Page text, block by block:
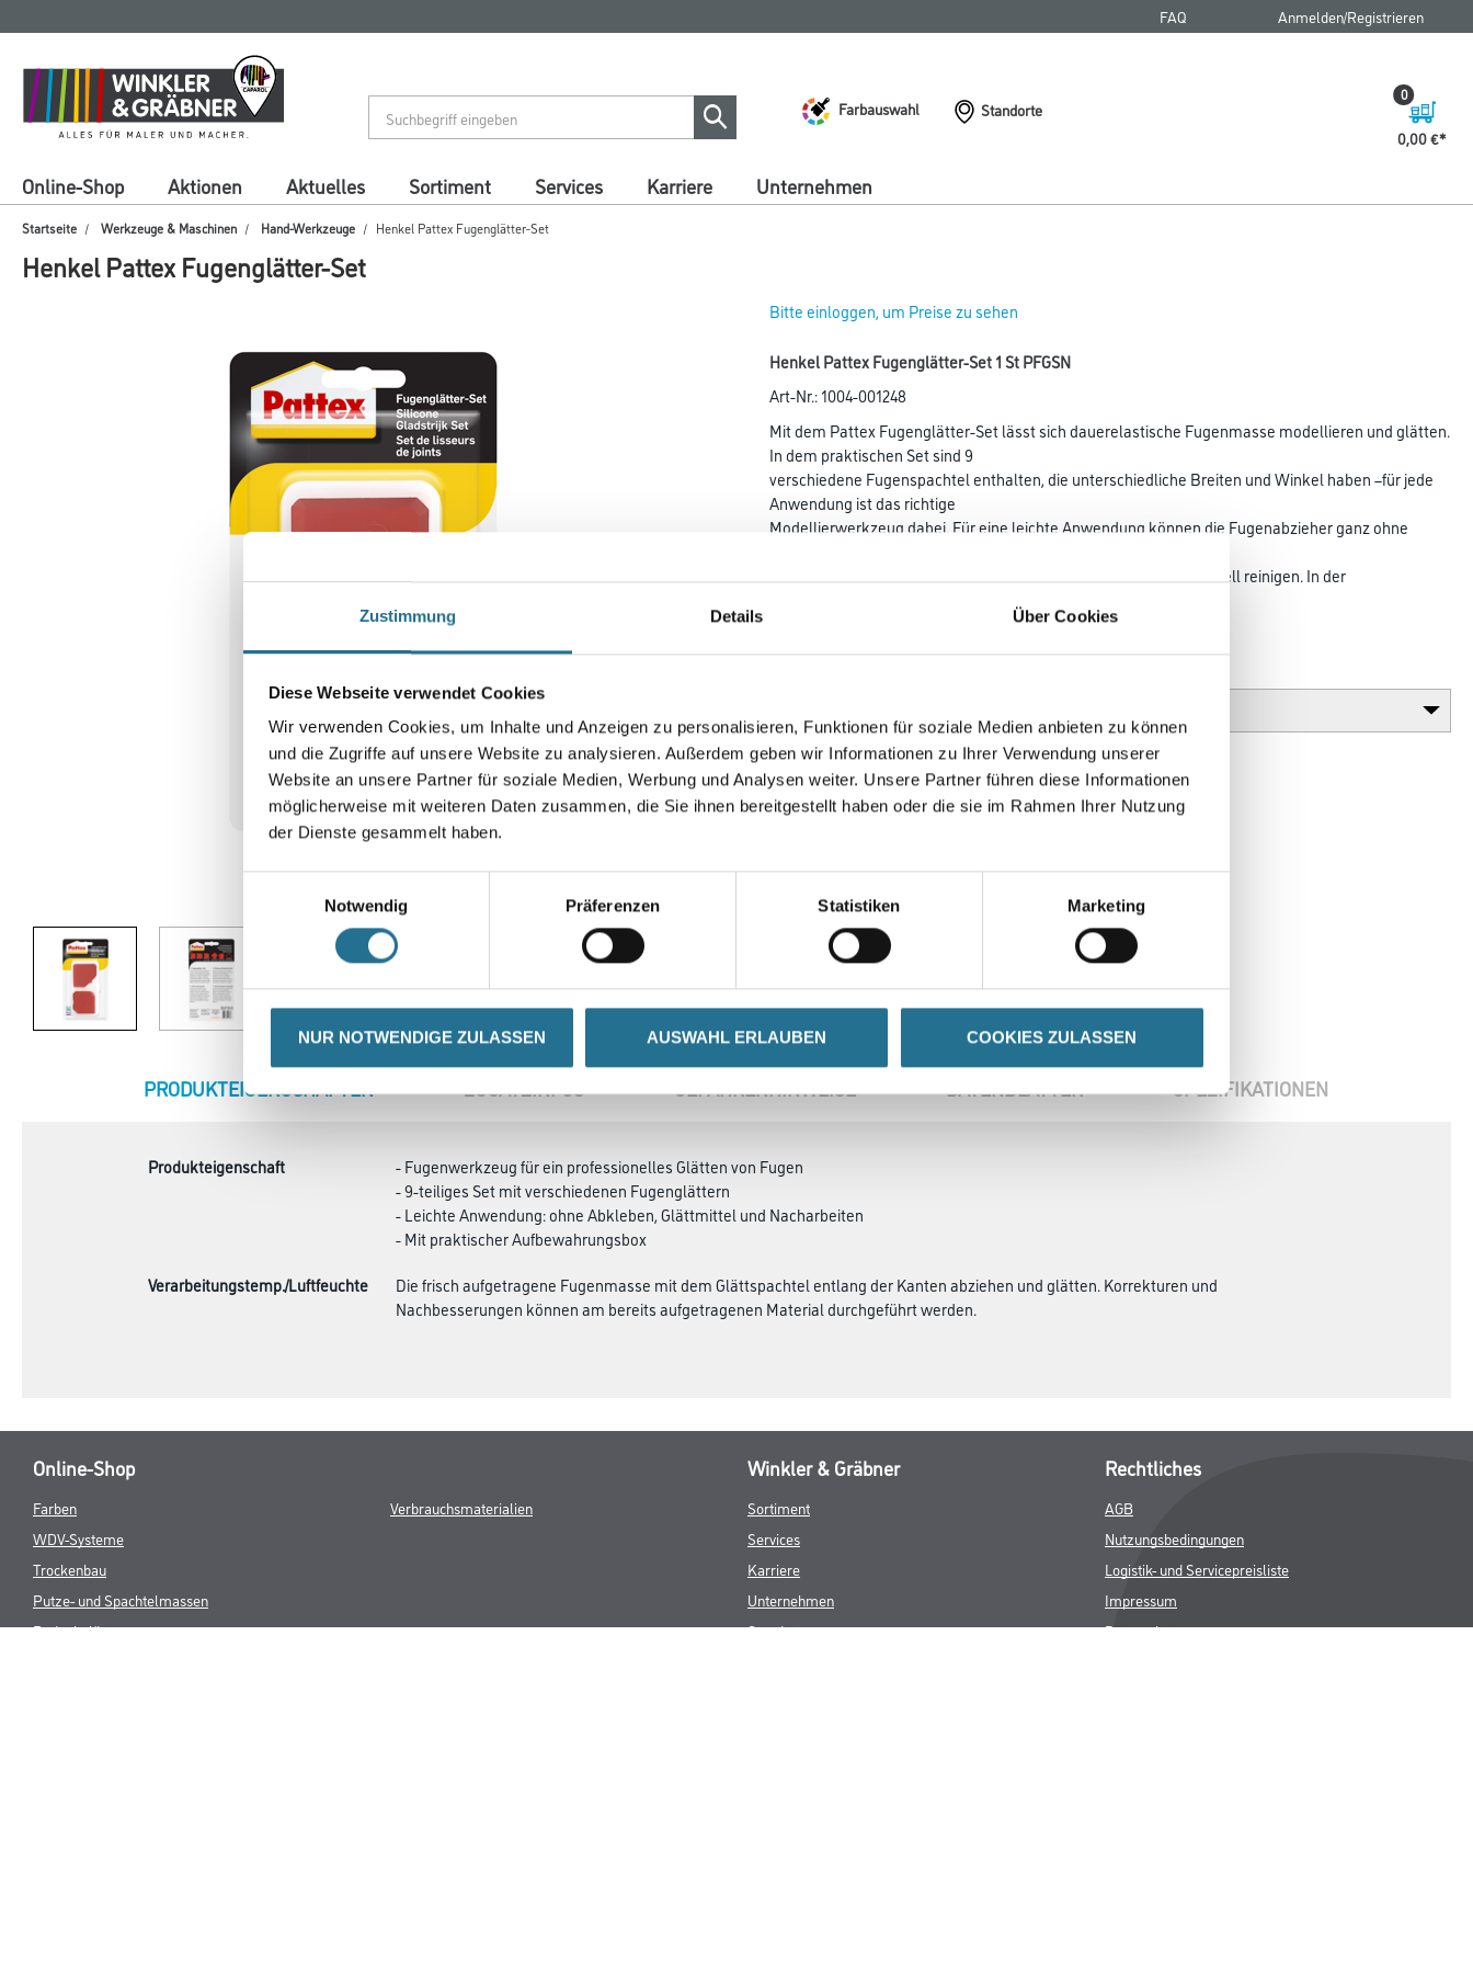
Zustimmung Details Über Cookies
Diese Webseite verwendet Cookies
Wir verwenden Cookies, um Inhalte und Anzeigen zu personalisieren, Funktionen für soziale Medien anbieten zu können
und die Zugriffe auf unsere Website zu analysieren. Außerdem geben wir Informationen zu Ihrer Verwendung unserer
Website an unsere Partner für soziale Medien, Werbung und Analysen weiter. Unsere Partner führen diese Informationen
möglicherweise mit weiteren Daten zusammen, die Sie ihnen bereitgestellt haben oder die sie im Rahmen Ihrer Nutzung
der Dienste gesammelt haben.
Notwendig
Präferenzen Statistiken Marketing
NUR NOTWENDIGE ZULASSEN AUSWAHL ERLAUBEN COOKIES ZULASSEN
springen
springen
FAQ Anmelden/Registrieren
Farbauswahl
Standorte
0,00 €
0
Online-Shop Aktionen Aktuelles Sortiment Services Karriere Unternehmen
Startseite Werkzeuge & Maschinen Hand-Werkzeuge Henkel Pattex Fugenglätter-Set
Henkel Pattex Fugenglätter-Set
Bitte einloggen, um Preise zu sehen
Henkel Pattex Fugenglätter-Set 1 St PFGSN
Art-Nr.:1004-001248
Mit dem Pattex Fugenglätter-Set lässt sich dauerelastische Fugenmasse modellieren und glätten.
In dem praktischen Set sind 9
verschiedene Fugenspachtel enthalten, die unterschiedliche Breiten und Winkel haben –für jede
Anwendung ist das richtige
Modellierwerkzeug dabei. Für eine leichte Anwendung können die Fugenabzieher ganz ohne
verwendet werden. Zusätzliche lassen sich die Silikonglätter schnell reinigen. In der
nach der Verwendung gut sortiert aufbewahrt werden.
Umrechnungsfaktoren
CURRENT
PRODUKTEIGENSCHAFTEN ZUSATZINFOS GEFAHRENHINWEISE DATENBLÄTTER SPEZIFIKATIONEN
Produkteigenschaft
- Fugenwerkzeug für ein professionelles Glätten von Fugen
- 9-teiliges Set mit verschiedenen Fugenglättern
- Leichte Anwendung: ohne Abkleben, Glättmittel und Nacharbeiten
- Mit praktischer Aufbewahrungsbox
Verarbeitungstemp./Luftfeuchte
Die frisch aufgetragene Fugenmasse mit dem Glättspachtel entlang der Kanten abziehen und glätten. Korrekturen und
Nachbesserungen können am bereits aufgetragenen Material durchgeführt werden.
Online-Shop
Farben
WDV-Systeme
Trockenbau
Putze- und Spachtelmassen
Bodenbeläge
Verbrauchsmaterialien
Winkler & Gräbner
Sortiment
Services
Karriere
Unternehmen
Standorte
Rechtliches
AGB
Nutzungsbedingungen
Logistik- und Servicepreisliste
Impressum
Datenschutz